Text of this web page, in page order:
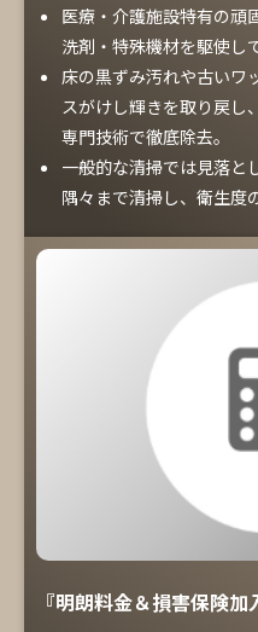
医療・介護施設特有の頑
洗剤・特殊機材を駆使し
床の黒ずみ汚れや古いワ
スがけし輝きを取り戻し
専門技術で徹底除去。
一般的な清掃では見落と
隅々まで清掃し、衛生度
『明朗料金＆損害保険